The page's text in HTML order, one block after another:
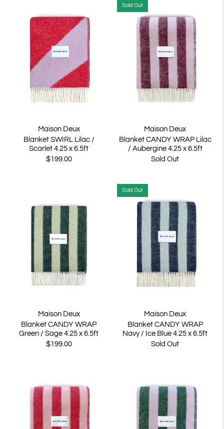
Maison Deux
Blanket SWIRL Lilac /
Scarlet 4.25 x 6.5ft
$199.00
Sold Out
Maison Deux
Blanket CANDY WRAP Lilac
/ Aubergine 4.25 x 6.5ft
Sold Out
Maison Deux
Blanket CANDY WRAP
Green / Sage 4.25 x 6.5ft
$199.00
Sold Out
Maison Deux
Blanket CANDY WRAP
Navy / Ice Blue 4.25 x 6.5ft
Sold Out